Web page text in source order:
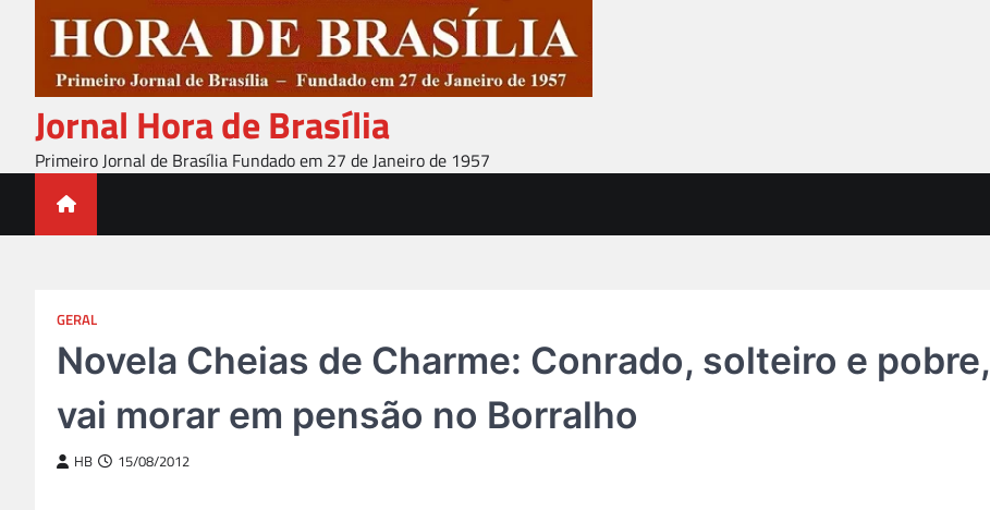
content
Jornal Hora de Brasília
Primeiro Jornal de Brasília Fundado em 27 de Janeiro de 1957
GERAL
Novela Cheias de Charme: Conrado, solteiro e pobre,
vai morar em pensão no Borralho
HB 15/08/2012